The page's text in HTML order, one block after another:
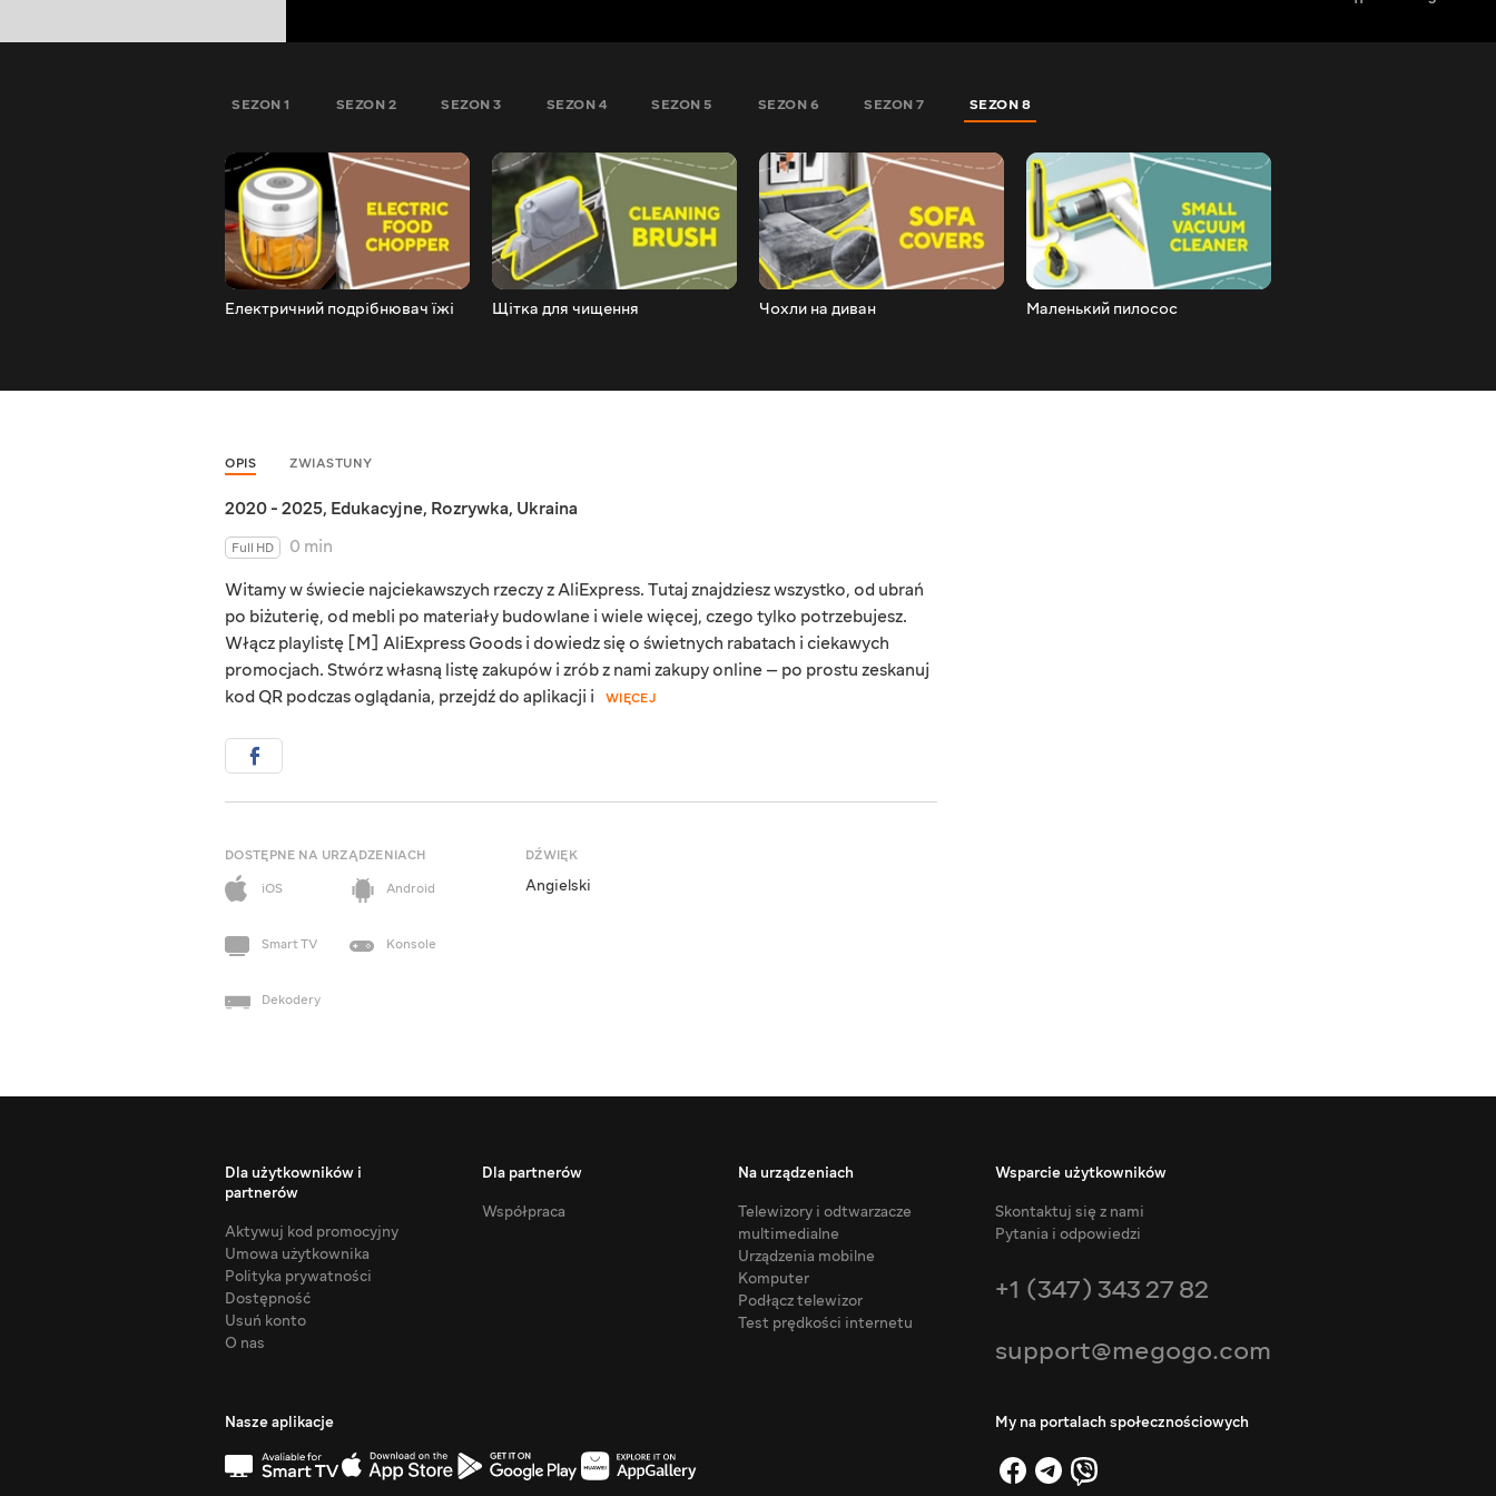
SEZON 1 SEZON 2 SEZON 3 SEZON 4 SEZON 5 SEZON 6 SEZON 7 SEZON 8
Електричний подрібнювач їжі Щітка для чищення Чохли на диван Маленький пилосос
OPIS ZWIASTUNY
2020 - 2025, Edukacyjne, Rozrywka, Ukraina
Full HD
0 min
Witamy w świecie najciekawszych rzeczy z AliExpress. Tutaj znajdziesz wszystko, od ubrań
po biżuterię, od mebli po materiały budowlane i wiele więcej, czego tylko potrzebujesz.
Włącz playlistę [M] AliExpress Goods i dowiedz się o świetnych rabatach i ciekawych
promocjach. Stwórz własną listę zakupów i zrób z nami zakupy online — po prostu zeskanuj
kod QR podczas oglądania, przejdź do aplikacji i
WIĘCEJ
DOSTĘPNE NA URZĄDZENIACH
iOS
Android
Smart TV Konsole
Dekodery
DŹWIĘK
Angielski
Dla użytkowników i
partnerów
Aktywuj kod promocyjny
Umowa użytkownika
Polityka prywatności
Dostępność
Usuń konto
O nas
Dla partnerów
Współpraca
Na urządzeniach
Telewizory i odtwarzacze
multimedialne
Urządzenia mobilne
Komputer
Podłącz telewizor
Test prędkości internetu
Wsparcie użytkowników
Skontaktuj się z nami
Pytania i odpowiedzi
+1 (347) 343 27 82
support@megogo.com
Nasze aplikacje My na portalach społecznościowych